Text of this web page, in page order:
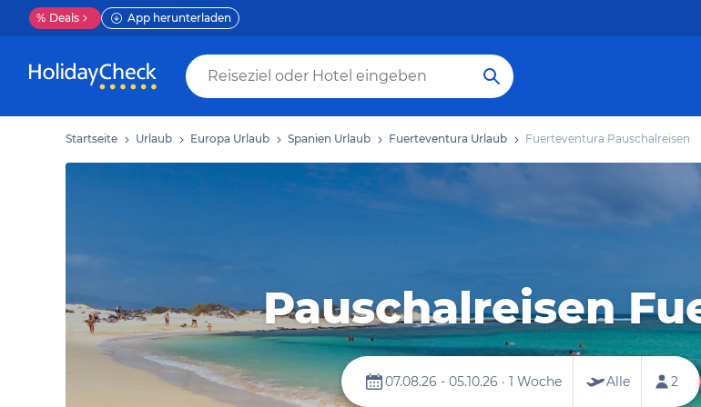
% Deals App herunterladen
Startseite Urlaub Europa Urlaub Spanien Urlaub Fuerteventura Urlaub Fuerteventura Pauschalreisen
Pauschalreisen